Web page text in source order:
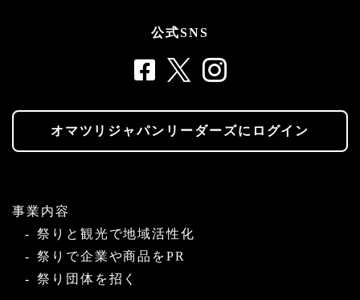
公式SNS
オマツリジャパンリーダーズにログイン
事業内容
祭りと観光で地域活性化
祭りで企業や商品をPR
祭り団体を招く